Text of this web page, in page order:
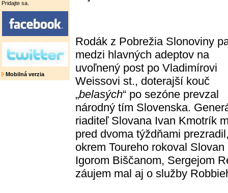
Pridajte sa.
Mobilná verzia
Rodák z Pobrežia Slonoviny
medzi hlavných adeptov na
uvoľnený post po Vladimírovi
Weissovi st., doterajší kouč
„belasých“ po sezóne prevzal
národný tím Slovenska.
riaditeľ Slovana Ivan Kmotrík
pred dvoma týždňami
okrem Toureho rokoval Slovan
Igorom Biščanom, Sergejom
záujem mal aj o služby